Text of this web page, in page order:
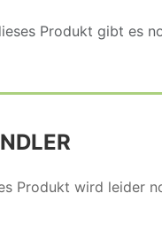
Produkt gibt es
Produkt wird leider